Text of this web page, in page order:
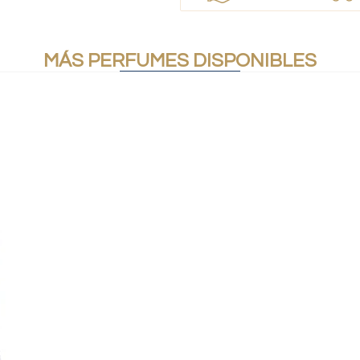
MÁS PERFUMES DISPONIBLES